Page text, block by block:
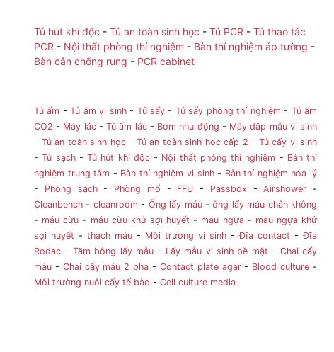
Tủ hút khí độc - Tủ an toàn sinh học - Tủ PCR - Tủ thao tác
PCR - Nội thất phòng thí nghiệm - Bàn thí nghiệm áp tường -
Bàn cân chống rung - PCR cabinet
Tủ ấm -Tủ ấm vi sinh- Tủ sấy - Tủ sấy phòng thí nghiệm - Tủ ấm
CO2 - Máy lắc-Tủ ấm lắc- Bơm nhu động - Máy dập mẫu vi sinh
- Tủ an toàn sinh học- Tủ an toàn sinh hoc cấp 2 - Tủ cấy vi sinh
-Tủ sạch- Tủ hút khí độc- Nội thất phòng thí nghiệm - Bàn thí
nghiệm trung tâm - Bàn thí nghiệm vi sinh- Bàn thí nghiệm hóa lý
- Phòng sạch- Phòng mổ - FFU - Passbox -Airshower -
Cleanbench - cleanroom - Ống lấy máu-ống lấy máu chân không
- máu cừu - máu cừu khử sợi huyết - máu ngựa- màu ngựa khử
sợi huyết - thạch máu - Môi trường vi sinh -Đĩa contact -Đĩa
Rodac - Tăm bông lấy mẫu - Lấy mẫu vi sinh bề mặt - Chai cấy
máu - Chai cấy máu 2 pha - Contact plate agar- Blood culture -
Môi trường nuôi cấy tế bào - Cell culture media